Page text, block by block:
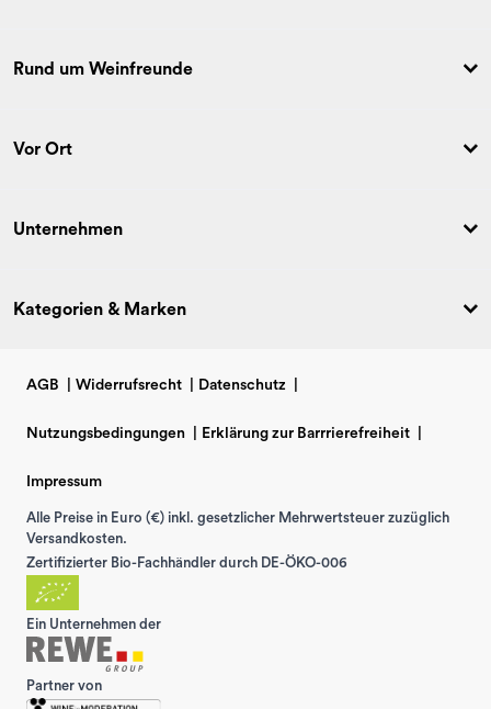
Rund um Weinfreunde
Vor Ort
Unternehmen
Kategorien & Marken
AGB Widerrufsrecht Datenschutz
Nutzungsbedingungen Erklärung zur Barrrierefreiheit
Impressum
Alle Preise in Euro (€) inkl. gesetzlicher Mehrwertsteuer zuzüglich
Versandkosten.
Zertifizierter Bio-Fachhändler durch DE-ÖKO-006
Ein Unternehmen der
Partner von